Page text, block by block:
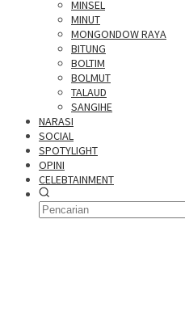
MINSEL
MINUT
MONGONDOW RAYA
BITUNG
BOLTIM
BOLMUT
TALAUD
SANGIHE
NARASI
SOCIAL
SPOTYLIGHT
OPINI
CELEBTAINMENT